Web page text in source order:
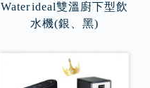
Water ideal雙溫廚下型飲
水機(銀、黑)